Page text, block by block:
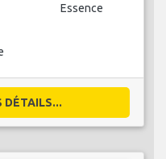
Essence
DÉTAILS...